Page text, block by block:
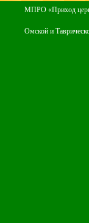
МПРО «Приход
Омской и